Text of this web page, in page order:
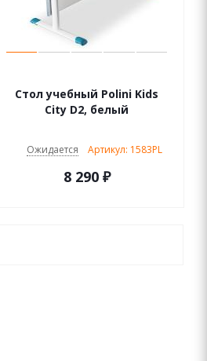
Стол учебный Polini Kids
City D2, белый
Ожидается Артикул: 1583PL
8 290₽